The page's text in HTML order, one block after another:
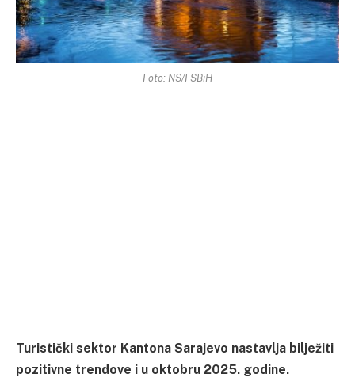
Foto: NS/FSBiH
Turistički sektor Kantona Sarajevo nastavlja bilježiti
pozitivne trendove i u oktobru 2025. godine.